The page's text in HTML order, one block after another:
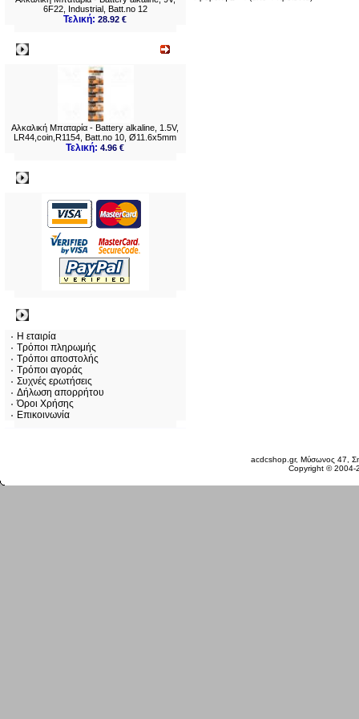
6F22, Industrial, Batt.no 12
Τελική:28.92 €
Αλκαλική Μπαταρία - Battery alkaline, 1.5V,
LR44,coin,R1154, Batt.no 10, Ø11.6x5mm
Τελική:4.96 €
Η εταιρία
Τρόποι πληρωμής
Τρόποι αποστολής
Τρόποι αγοράς
Συχνές ερωτήσεις
Δήλωση απορρήτου
Όροι Χρήσης
Επικοινωνία
acdcshop.gr, Μύσωνος 47,
Copyright ©